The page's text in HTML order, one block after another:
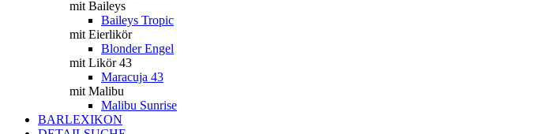
mit Baileys
Baileys Tropic
mit Eierlikör
Blonder Engel
mit Likör 43
Maracuja 43
mit Malibu
Malibu Sunrise
BARLEXIKON